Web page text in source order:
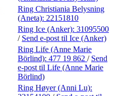
Ring Christiania Belysning
(Aneta): 22151810
Ring Ice (Anker): 31095500
/ Send e-post til Ice (Anker)
Ring Life (Anne Marie
Börlind): 477 19 862 / Send
e-post til Life (Anne Marie
Börlind)
Ring Høyer (Anni Lu):